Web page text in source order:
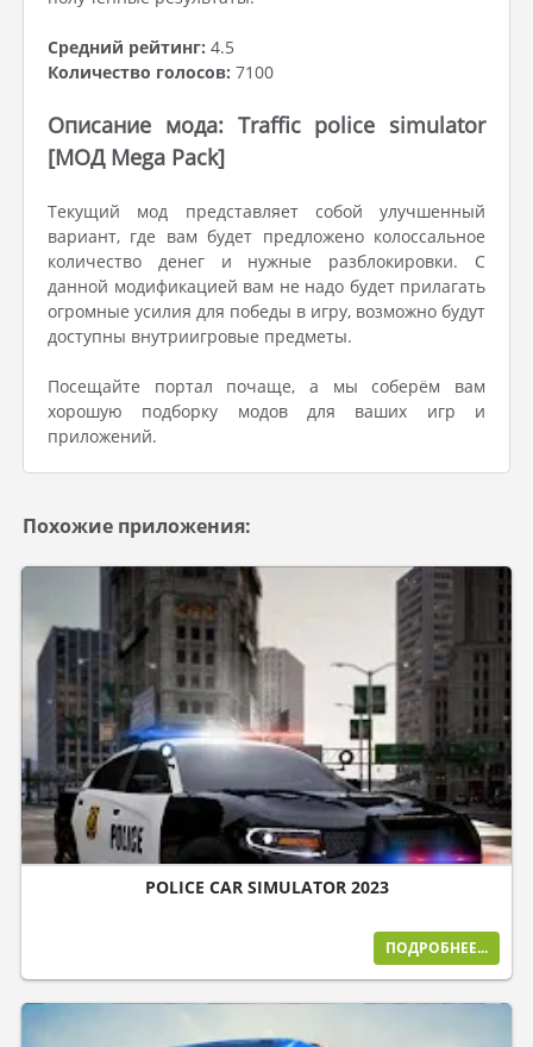
Средний рейтинг: 4.5
Количество голосов: 7100
Описание мода: Traffic police simulator
[МОД Mega Pack]
Текущий мод представляет собой улучшенный
вариант, где вам будет предложено колоссальное
количество денег и нужные разблокировки. С
данной модификацией вам не надо будет прилагать
огромные усилия для победы в игру, возможно будут
доступны внутриигровые предметы.
Посещайте портал почаще, а мы соберём вам
хорошую подборку модов для ваших игр и
приложений.
Похожие приложения:
POLICE CAR SIMULATOR 2023
ПОДРОБНЕЕ...